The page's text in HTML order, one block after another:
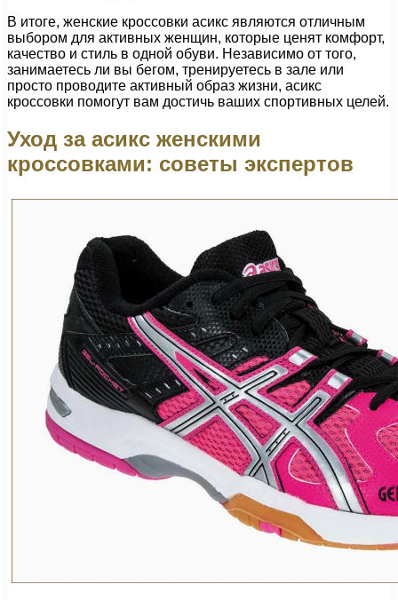
В итоге, женские кроссовки асикс являются отличным
выбором для активных женщин, которые ценят комфорт,
качество и стиль в одной обуви. Независимо от того,
занимаетесь ли вы бегом, тренируетесь в зале или
просто проводите активный образ жизни, асикс
кроссовки помогут вам достичь ваших спортивных целей.
Уход за асикс женскими
кроссовками: советы экспертов